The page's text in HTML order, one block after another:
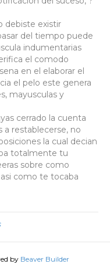
debiste existir
del tiempo puede
indumentarias
el comodo
en el elaborar el
el pelo este genera
mayusculas y
cerrado la cuenta
a restablecerse, no
la cual decian
totalmente tu
sobre como
como te tocaba
by Beaver Builder